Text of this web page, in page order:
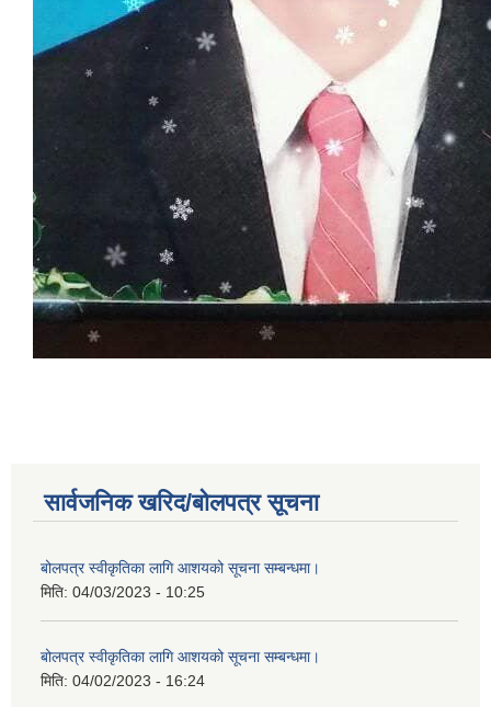
सार्वजनिक खरिद/बोलपत्र सूचना
बोलपत्र स्वीकृतिका लागि आशयको सूचना सम्बन्धमा।
मिति: 04/03/2023 - 10:25
बोलपत्र स्वीकृतिका लागि आशयको सूचना सम्बन्धमा।
मिति: 04/02/2023 - 16:24